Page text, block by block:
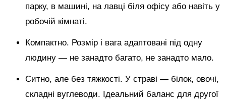
парку, в машині, на лавці біля офісу або навіть у
робочій кімнаті.
Компактно. Розмір і вага адаптовані під одну
людину — не занадто багато, не занадто мало.
Ситно, але без тяжкості. У страві — білок, овочі,
складні вуглеводи. Ідеальний баланс для другої